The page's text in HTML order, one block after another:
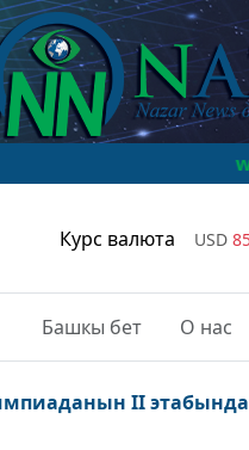
Курс валюта USD
Башкы бет О нас
II